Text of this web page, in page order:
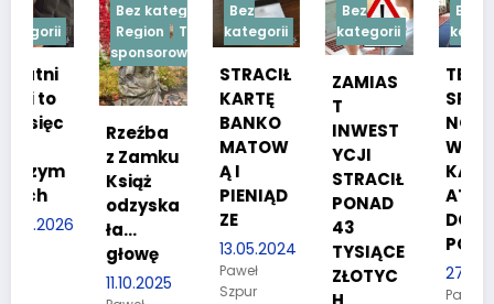
Bez kategorii
Region
Treść
sponsorowana
Rzeźba
z Zamku
Książ
odzyska
ła…
11.10.2025
Bez
kategorii
STRACIŁ
KARTĘ
BANKO
MATOW
PIENIĄD
13.05.2024
Szpur
Bez
kategorii
ZAMIAS
T
INWEST
YCJI
STRACIŁ
PONAD
TYSIĄCE
ZŁOTYC
Bez
kategorii
TESTY
NOŚCIO
KANDYD
ATÓW
POLICJI
27.03.2024